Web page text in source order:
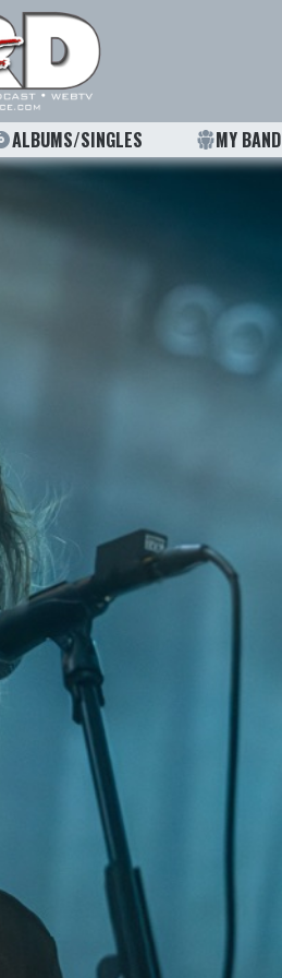
ALBUMS/SINGLES MY BAND